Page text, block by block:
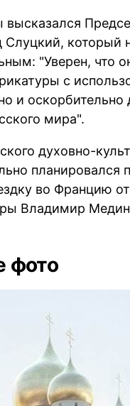
который
Уверен, что
с
и
мира .
духовно-
во Францию
Владимир
фото